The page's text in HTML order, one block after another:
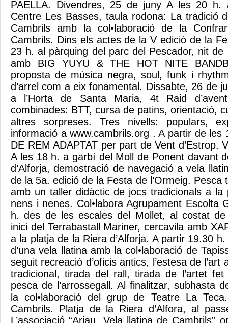
PAELLA. Divendres, 25 de juny A les 20 h.
Centre Les Basses, taula rodona: La tradició
Cambrils amb la col•laboració de la
Cambrils. Dins els actes de la V edició de la
23 h. al pàrquing del parc del Pescador, nit
amb BIG YUYU & THE HOT NITE
proposta de música negra, soul, funk i
d’arrel com a eix fonamental. Dissabte, 26 de
a l’Horta de Santa Maria, 4t Raid
combinades: BTT, cursa de patins, orientació,
altres sorpreses. Tres nivells: populars,
informació a www.cambrils.org . A partir de les
DE REM ADAPTAT per part de Vent d’Estrop.
A les 18 h. a garbí del Moll de Ponent davant
d’Alforja, demostració de navegació a vela
de la 5a. edició de la Festa de l’Ormeig. Pesca
amb un taller didàctic de jocs tradicionals a
nens i nenes. Col•labora Agrupament Escolta
h. des de les escales del Mollet, al costat de
inici del Terrabastall Mariner, cercavila amb
a la platja de la Riera d’Alforja. A partir 19.30
d’una vela llatina amb la col•laboració de
seguit recreació d’oficis antics, l’estesa de
tradicional, tirada del rall, tirada de l’artet
pesca de l’arrossegall. Al finalitzar, subhasta
la col•laboració del grup de Teatre La
Cambrils. Platja de la Riera d’Alfora, al
L’associació “Arjau. Vela llatina de Cambrils”